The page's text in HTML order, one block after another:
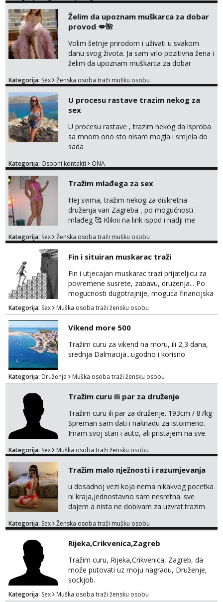
markodalic37@gmail.com
Želim da upoznam muškarca za dobar
provod 💋🌺
Volim šetnje prirodom i uživati u svakom
danu svog života. Ja sam vrlo pozitivna žena i
želim da upoznam muškarca za dobar
na link ispod i nadji me tamo, cekam te!
Kategorija: Sex Ženska osoba traži mušku osobu
U procesu rastave trazim nekog za
sex
U procesu rastave , trazim nekog da isproba
sa mnom ono sto nisam mogla i smjela do
sada
Kategorija: Osobni kontakti ONA
Tražim mlađega za sex
Hej svima, tražim nekog za diskretna
druženja van Zagreba , po mogućnosti
mlađeg 🥰 Klikni na link ispod i nadji me
Kategorija: Sex Ženska osoba traži mušku osobu
Fin i situiran muskarac traži
Fin i utjecajan muskarac trazi prijateljicu za
povremene susrete, zabavu, druzenja... Po
mogucnosti dugotrajnije, moguca financijska
potpora!
Kategorija: Sex Muška osoba traži žensku osobu
Vikend more 500
Tražim curu za vikend na moru, ili 2,3 dana,
srednja Dalmacija...ugodno i korisno
Kategorija: Druženje Muška osoba traži žensku osobu
Tražim curu ili par za druženje
Tražim curu ili par za druženje. 193cm / 87kg
Spreman sam dati i naknadu za istoimeno.
Imam svoj stan i auto, ali pristajem na sve.
brojeve. Molim Vas bez ponuda istog spola.
Kategorija: Sex Muška osoba traži žensku osobu
Tražim malo nježnosti i razumjevanja
u dosadnoj vezi koja nema nikakvog pocetka
ni kraja,jednostavno sam nesretna. sve
dajem a nista ne dobivam za uzvrat.trazim
trazim puno samo malo njeznosti i
poljupce po tijelu koji me jako
pale,obozavam kad muskarac preuzme
kontrolu . javi se :) Klikni na link ispod i nadji
me tamo, cekam te!
Kategorija: Sex Ženska osoba traži mušku osobu
Rijeka,Crikvenica,Zagreb
Tražim curu, Rijeka,Crikvenica, Zagreb, da
može putovati uz moju nagradu, Druženje,
sockjob.
Kategorija: Sex Muška osoba traži žensku osobu